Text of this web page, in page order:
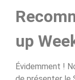
up
Évidemment !